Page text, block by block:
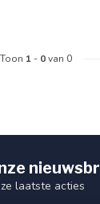
Toon 1 - 0van 0
laatste acties